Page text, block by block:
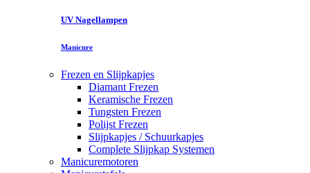
UV Nagellampen
Manicure
Frezen en Slijpkapjes
Diamant Frezen
Keramische Frezen
Tungsten Frezen
Polijst Frezen
Slijpkapjes / Schuurkapjes
Complete Slijpkap Systemen
Manicuremotoren